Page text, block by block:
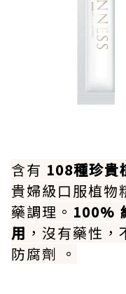
含有 108種珍貴
貴婦級口服植物
藥調理。 100%
用 ，沒有藥性
防腐劑 。